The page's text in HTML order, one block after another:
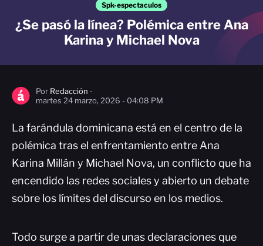
Spk-espectaculos
¿Se pasó la línea? Polémica entre Ana
Karina y Michael Nova
Por Redacción -
martes 24 marzo, 2026 - 04:08 PM
La farándula dominicana está en el centro de la
polémica tras el enfrentamiento entre Ana
Karina Millán y Michael Nova, un conflicto que ha
encendido las redes sociales y abierto un debate
sobre los límites del discurso en los medios.
Todo surge a partir de unas declaraciones que